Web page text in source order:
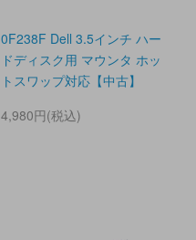
0F238F Dell 3.5インチ ハー
ドディスク用 マウンタ ホッ
トスワップ対応【中古】
4,980円(税込)